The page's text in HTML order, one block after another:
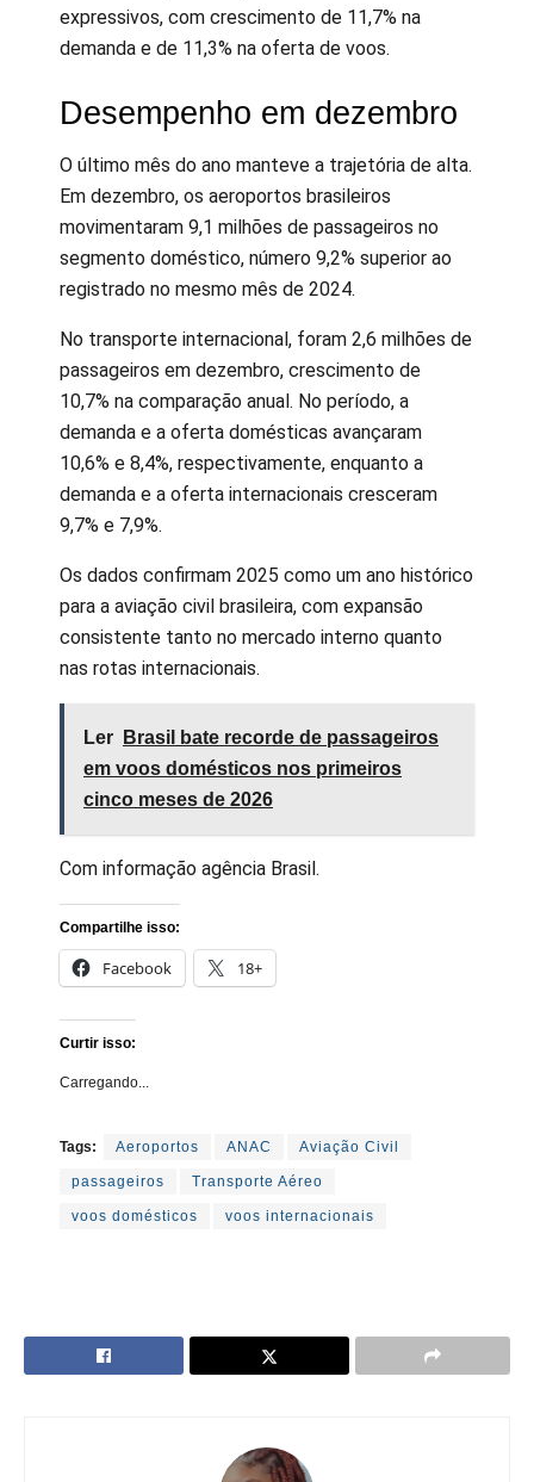
expressivos, com crescimento de 11,7% na
demanda e de 11,3% na oferta de voos.
Desempenho em dezembro
O último mês do ano manteve a trajetória de alta.
Em dezembro, os aeroportos brasileiros
movimentaram 9,1 milhões de passageiros no
segmento doméstico, número 9,2% superior ao
registrado no mesmo mês de 2024.
No transporte internacional, foram 2,6 milhões de
passageiros em dezembro, crescimento de
10,7% na comparação anual. No período, a
demanda e a oferta domésticas avançaram
10,6% e 8,4%, respectivamente, enquanto a
demanda e a oferta internacionais cresceram
9,7% e 7,9%.
Os dados confirmam 2025 como um ano histórico
para a aviação civil brasileira, com expansão
consistente tanto no mercado interno quanto
nas rotas internacionais.
Ler
Brasil bate recorde de passageiros
em voos domésticos nos primeiros
cinco meses de 2026
Com informação agência Brasil.
Compartilhe isso:
Facebook 18+
Curtir isso:
Carregando...
Tags: Aeroportos ANAC Aviação Civil
passageiros Transporte Aéreo
voos domésticos voos internacionais